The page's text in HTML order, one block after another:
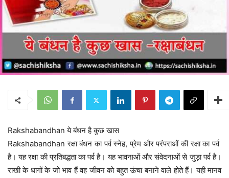
Rakshabandhan ये बंधन है कुछ खास
Rakshabandhan रक्षा बंधन का पर्व स्नेह, प्रेम और परंपराओं की रक्षा का पर्व
है। यह रक्षा की प्रतिबद्धता का पर्व है। यह भावनाओं और संवेदनाओं से जुड़ा पर्व है।
राखी के धागों के जो भाव हैं वह जीवन को बहुत ऊंचा बनाने वाले होते हैं। यही मानव